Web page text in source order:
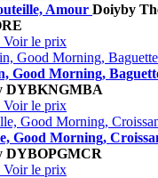
Amour Doiyby
Voir le prix
Good Morning,
DYBKNGMBA
Voir le prix
Good Morning,
DYBOPGMCR
Voir le prix